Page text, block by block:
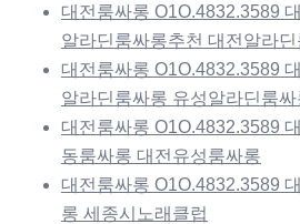
대전룸싸롱 O1O.4832.3589
알라딘룸싸롱추천 대전알라딘
대전룸싸롱 O1O.4832.3589
알라딘룸싸롱 유성알라딘룸싸
대전룸싸롱 O1O.4832.3589
동룸싸롱 대전유성룸싸롱
대전룸싸롱 O1O.4832.3589
롱 세종시노래클럽